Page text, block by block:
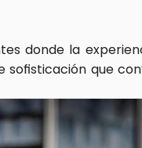
donde la
sofisticación que